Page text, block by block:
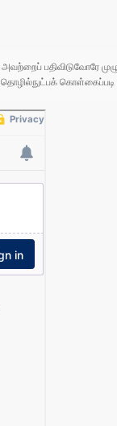
அவற்றைப் பதிவிடுவோரே
கொள்கைப்படி